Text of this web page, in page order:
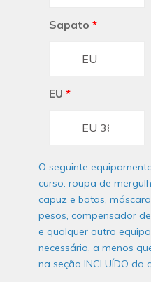
Sapato *
EU *
O seguinte
curso: roupa de
capuz e botas,
pesos, compensador
e qualquer outro
necessário, a menos
na seção INCLUÍDO do